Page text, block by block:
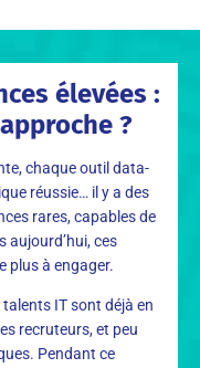
élevées :
?
chaque outil data-
réussie… il y a des
rares, capables de
aujourd’hui, ces
plus à engager.
IT sont déjà en
recruteurs, et peu
Pendant ce